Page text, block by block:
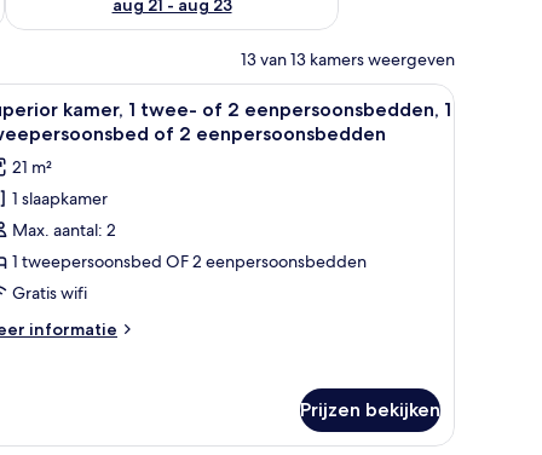
aug 21 - aug 23
13 van 13 kamers weergeven
lamp en uitzicht op een buitengebied met een zwembad en stoelen.
Een slaapkamer met een bed, nachtkastje,
9
kamer, 1 twee- of 2 eenpersoonsbedden, 1
of 2 eenpersoonsbedden
21 m²
1 slaapkamer
Max. aantal: 2
1 tweepersoonsbed OF 2 eenpersoonsbedden
Gratis wifi
informatie
Prijzen bekijken